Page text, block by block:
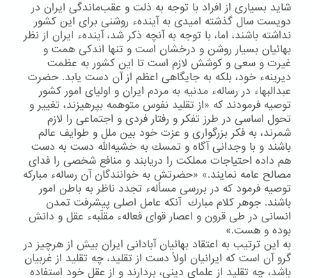
شاید بسیاری از افراد با توجه به ذلت و عقب‌ماندگی ایران در
دویست سال گذشته امیدی به آیندهء روشنی برای این كشور
نداشته باشند، اما، با توجه به آنچه ذكر شد، آیندهء ایران از نظر
بهائیان بسیار روشن و درخشان است و تنها اندكی همت و
غیرت و سعی و كوشش لازم است تا این كشور به عظمت
دیرینهء خود، بلكه به جایگاهی اعظم از آن دست یابد. حضرت
عبدالبهاء در رسالهء مدنیه به مردم ایران و اولیای امور كشور
توصیه فرمودند كه «از تقلید نفوس متوهمه بپرهیزند، تغییر و
تحول اساسی در طرز تفكر و رفتار فردی و اجتماعی را لازم
شمرند، به فكر بزرگواری و عزت خود بین ملل و طوایف عالم
باشند و با وجدانی آگاه و تمسك به خشیه‌الله دست به دست
هم داده احتیاجات مملكت را دریابند و منافع شخصی را فدای
مصالح عامه نمایند.» «حضرتش به خوانندگان آن رسالهء مباركه
توصیه فرمود كه در بررسی مسألهء تجدد ناظر به باطن امور
باشند. جوهر كلام مبارك آنكه عامل اصلی پیشرفت تمدن
انسانی در طی قرون و اعصار قوای فعالهء مقلّبهء عقل و دانش
بوده و هست.»
به این ترتیب به اعتقاد بهائیان آبادانی ایران بیش از هرچیز در
گرو آن است كه ایرانیان اولاً دست از تقلید، چه تقلید از غربیان
باشد، چه تقلید از علمای دینی، بردارند و از عقل خود استفاده